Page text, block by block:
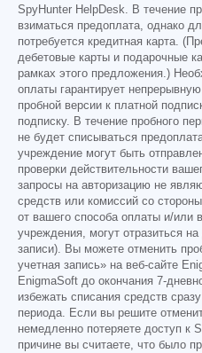
SpyHunter HelpDesk. В течение
взиматься предоплата, однако
потребуется кредитная карта.
дебетовые карты и подарочные
рамках этого предложения.)
оплаты гарантирует
пробной версии к платной
подписку. В течение пробного
не будет списываться
учреждение могут быть
проверки действительности
запросы на авторизацию не
средств или комиссий со
от вашего способа оплаты и/или
учреждения, могут отразиться
записи). Вы можете отменить
учетная запись» на веб-сайте
EnigmaSoft до окончания 7-
избежать списания средств
периода. Если вы решите
немедленно потеряете доступ к
причине вы считаете, что было